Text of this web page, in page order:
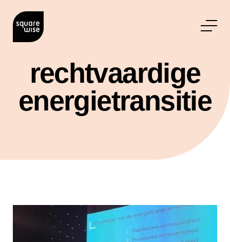
rechtvaardige
energietransitie